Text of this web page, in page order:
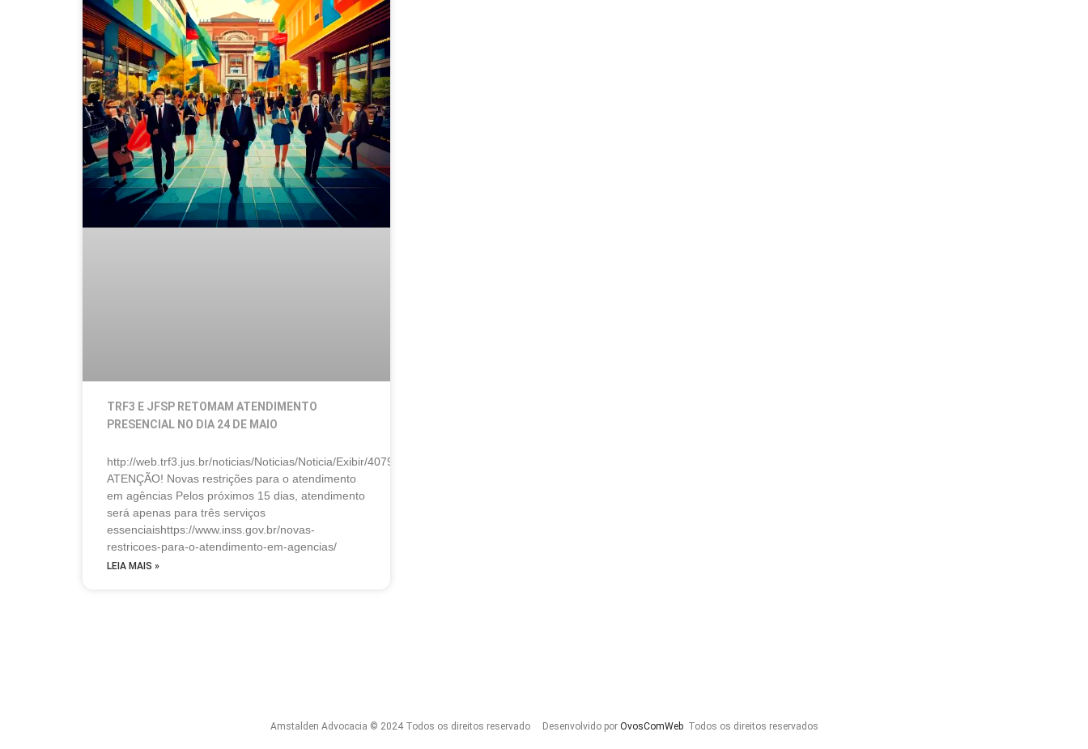
TRF3 E JFSP RETOMAM ATENDIMENTO
PRESENCIAL NO DIA 24 DE MAIO
http://web.trf3.jus.br/noticias/Noticias/Noticia/Exibir/407932
ATENÇÃO! Novas restrições para o atendimento
em agências Pelos próximos 15 dias, atendimento
será apenas para três serviços
essenciaishttps://www.inss.gov.br/novas-
restricoes-para-o-atendimento-em-agencias/
LEIA MAIS »
Amstalden Advocacia © 2024 Todos os direitos reservado Desenvolvido por OvosComWebTodos os direitos reservados